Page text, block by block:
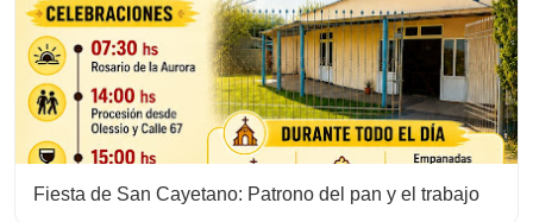
Fiesta de San Cayetano: Patrono del pan y el trabajo